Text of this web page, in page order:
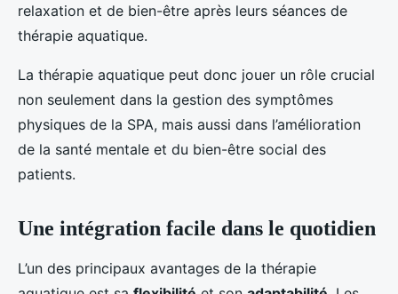
relaxation et de bien-être après leurs séances de
thérapie aquatique.
La thérapie aquatique peut donc jouer un rôle crucial
non seulement dans la gestion des symptômes
physiques de la SPA, mais aussi dans l’amélioration
de la santé mentale et du bien-être social des
patients.
Une intégration facile dans le quotidien
L’un des principaux avantages de la thérapie